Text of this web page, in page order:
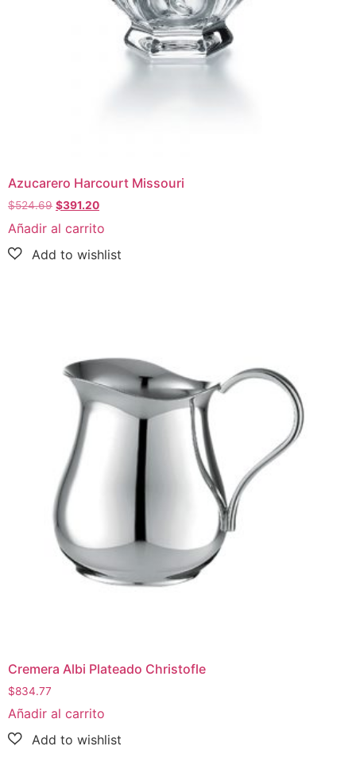
Azucarero Harcourt Missouri
$524.69 $391.20
Añadir al carrito
Cremera Albi Plateado Christofle
$834.77
Añadir al carrito